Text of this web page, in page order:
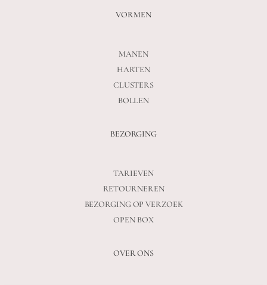
VORMEN
MANEN
HARTEN
CLUSTERS
BOLLEN
BEZORGING
TARIEVEN
RETOURNEREN
BEZORGING OP VERZOEK
OPEN BOX
OVER ONS